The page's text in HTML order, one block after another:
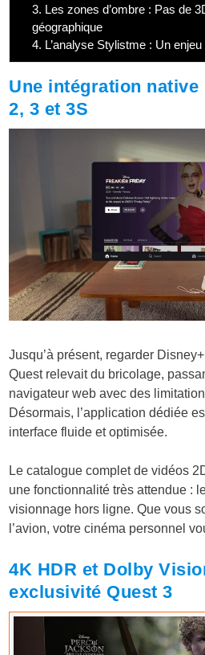
3. Les zones d’ombre : Pas de
géographique
4. L’analyse Stylistme : Un
Une intégration native
2, 3 et 3S
Jusqu’à présent, regarder
Quest relevait du bricolage,
navigateur web avec des
Désormais, l’application dédiée
interface fluide et optimisée.
Le catalogue complet de vidéos
une fonctionnalité très attendue :
visionnage hors ligne. Que vous
l’avion, votre cinéma personnel
4K HDR et Dolby
exclusivité Quest 3